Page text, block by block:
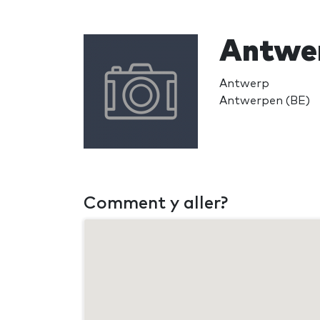
Antwerp
Antwerpen (BE)
Comment y aller?